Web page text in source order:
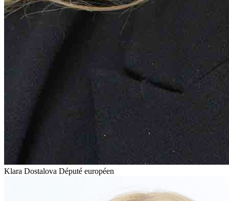
Klara Dostalova Député européen